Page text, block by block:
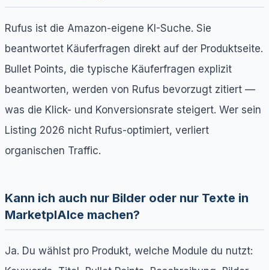
Rufus ist die Amazon-eigene KI-Suche. Sie
beantwortet Käuferfragen direkt auf der Produktseite.
Bullet Points, die typische Käuferfragen explizit
beantworten, werden von Rufus bevorzugt zitiert —
was die Klick- und Konversionsrate steigert. Wer sein
Listing 2026 nicht Rufus-optimiert, verliert
organischen Traffic.
Kann ich auch nur Bilder oder nur Texte in
MarketplAIce machen?
Ja. Du wählst pro Produkt, welche Module du nutzt: